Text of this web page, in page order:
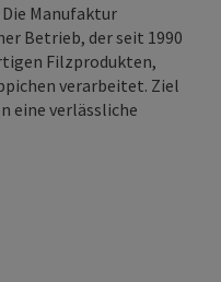
Manufaktur
Betrieb, der seit 1990
Filzprodukten,
verarbeitet. Ziel
eine verlässliche